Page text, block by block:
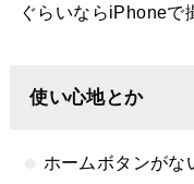
ぐらいならiPhoneで
使い心地とか
ホームボタンがな